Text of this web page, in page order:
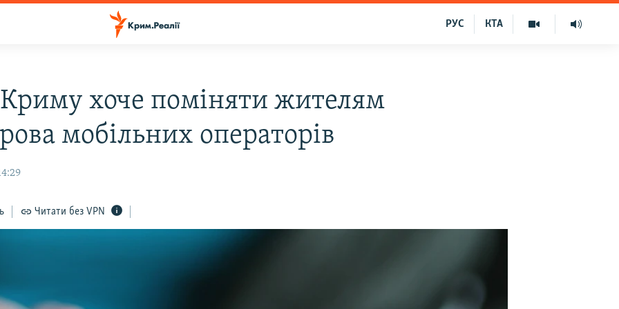
КТА
РУС
хоче поміняти жителям
мобільних операторів
Читати без VPN